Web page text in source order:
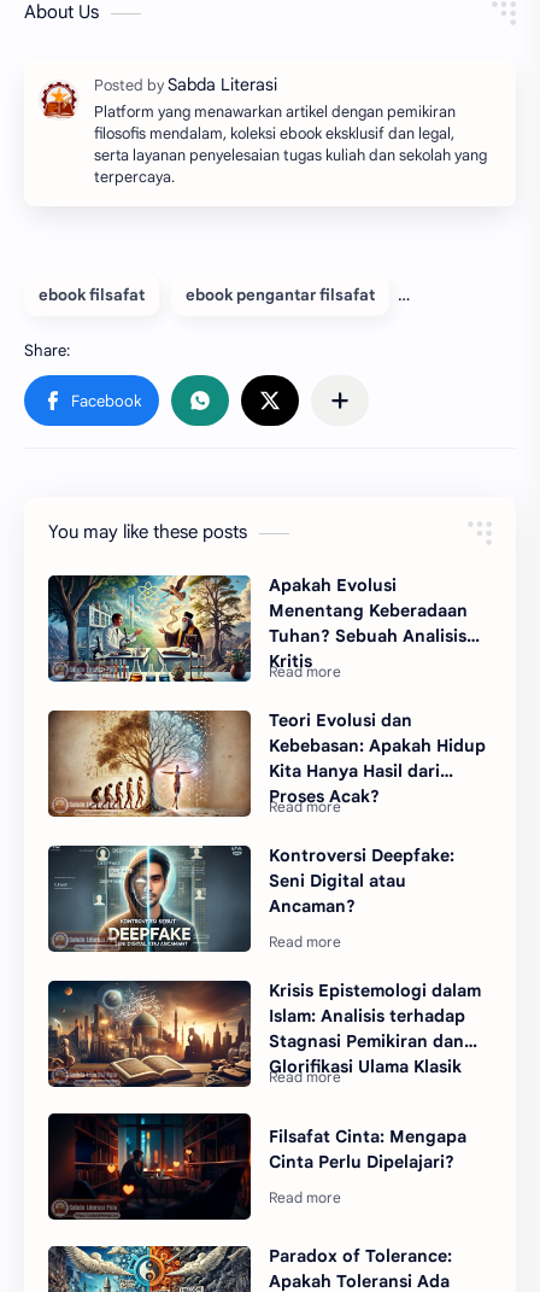
About Us
Platform yang menawarkan artikel dengan pemikiran
filosofis mendalam, koleksi ebook eksklusif dan legal,
serta layanan penyelesaian tugas kuliah dan sekolah yang
terpercaya.
ebook filsafat ebook pengantar filsafat
You may like these posts
Apakah Evolusi
Menentang Keberadaan
Tuhan? Sebuah Analisis
Kritis
Teori Evolusi dan
Kebebasan: Apakah Hidup
Kita Hanya Hasil dari
Proses Acak?
Kontroversi Deepfake:
Seni Digital atau
Ancaman?
Krisis Epistemologi dalam
Islam: Analisis terhadap
Stagnasi Pemikiran dan
Glorifikasi Ulama Klasik
Filsafat Cinta: Mengapa
Cinta Perlu Dipelajari?
Paradox of Tolerance:
Apakah Toleransi Ada